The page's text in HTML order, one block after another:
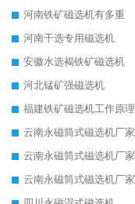
河南铁矿磁选机有多重
河南干选专用磁选机
安徽水选褐铁矿磁选机
河北锰矿强磁选机
福建铁矿磁选机工作原理
云南永磁筒式磁选机厂家
云南永磁筒式磁选机厂家
云南永磁筒式磁选机厂家